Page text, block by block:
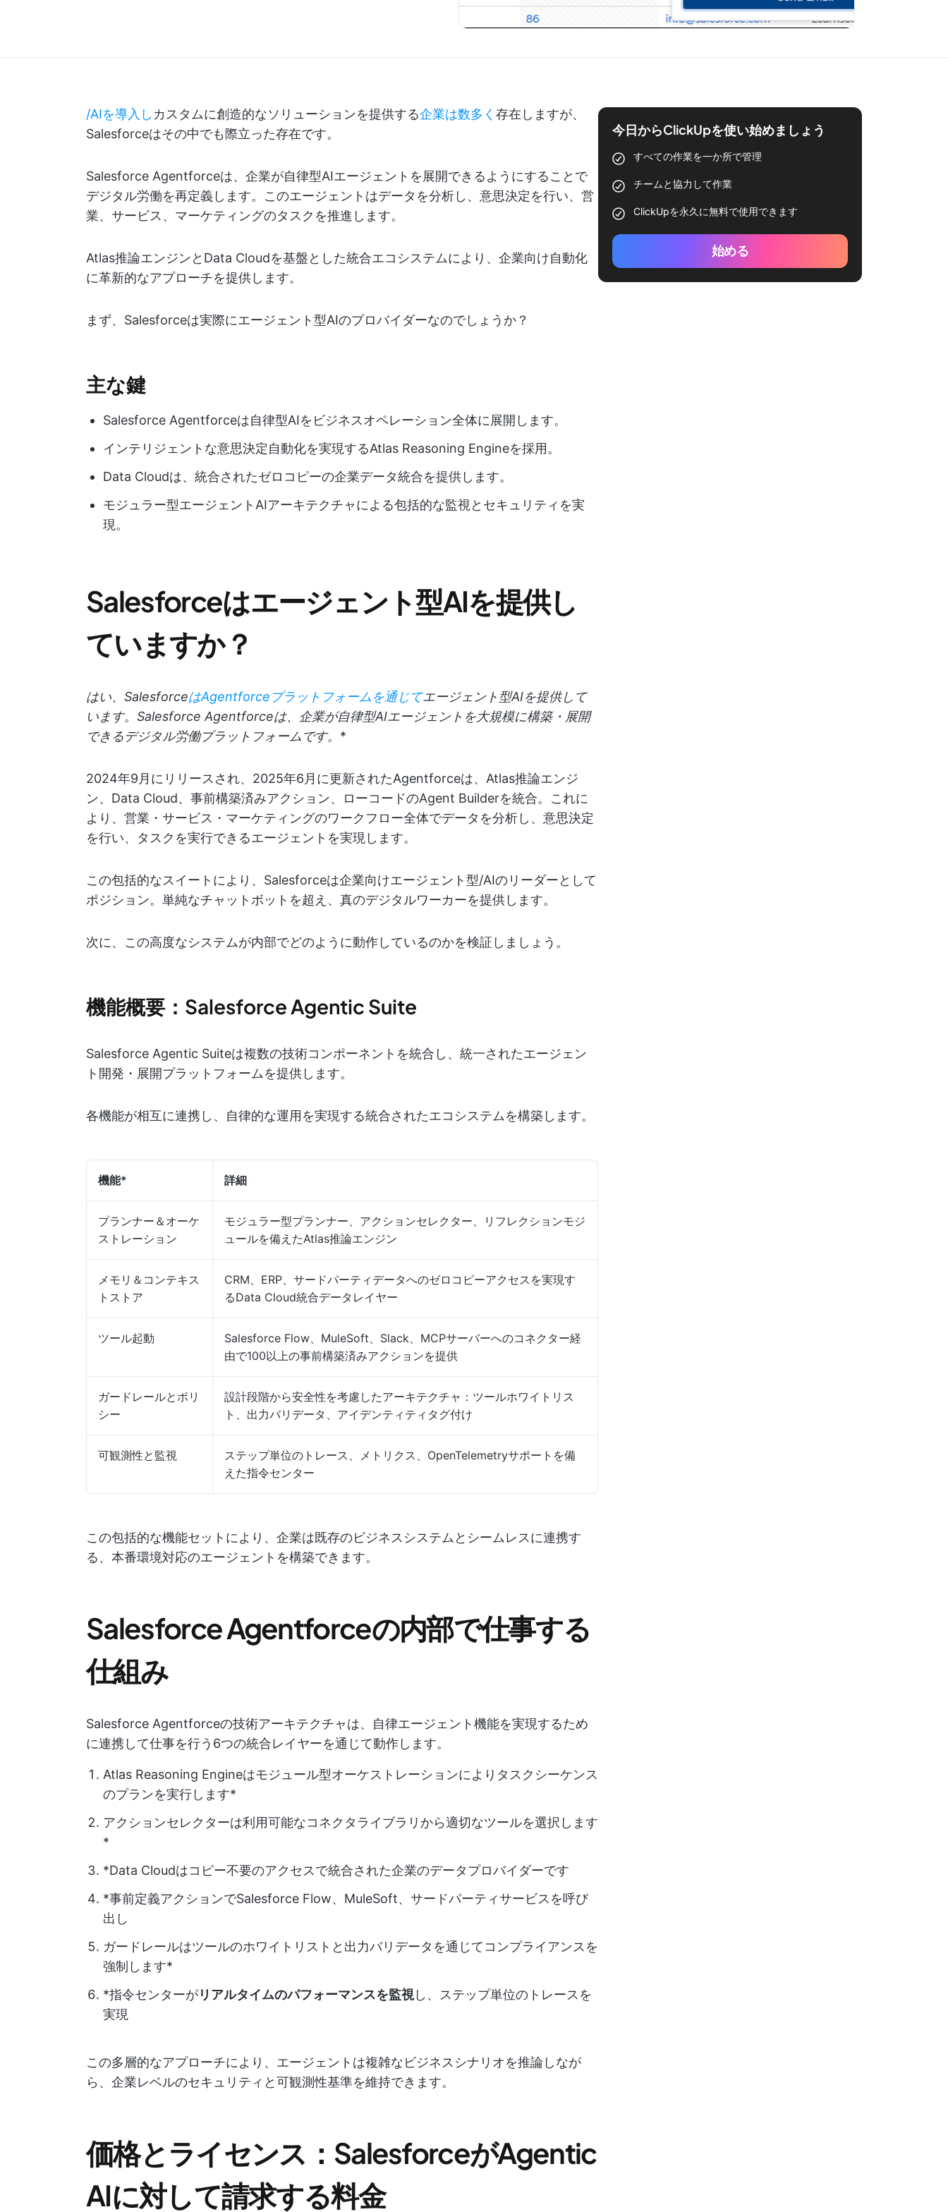
/AIを導入し カスタムに創造的なソリューションを提供する企業は数多く 存在しますが、
Salesforceはその中でも際立った存在です。
Salesforce Agentforceは、企業が自律型AIエージェントを展開できるようにすることで
デジタル労働を再定義します。このエージェントはデータを分析し、意思決定を行い、営
業、サービス、マーケティングのタスクを推進します。
Atlas推論エンジンとData Cloudを基盤とした統合エコシステムにより、企業向け自動化
に革新的なアプローチを提供します。
まず、Salesforceは実際にエージェント型AIのプロバイダーなのでしょうか？
主な鍵
Salesforce Agentforceは自律型AIをビジネスオペレーション全体に展開します。
インテリジェントな意思決定自動化を実現するAtlas Reasoning Engineを採用。
Data Cloudは、統合されたゼロコピーの企業データ統合を提供します。
モジュラー型エージェントAIアーキテクチャによる包括的な監視とセキュリティを実
現。
Salesforceはエージェント型AIを提供し
ていますか？
はい、SalesforceはAgentforceプラットフォームを通じてエージェント型AIを提供して
います。Salesforce Agentforceは、企業が自律型AIエージェントを大規模に構築・展開
できるデジタル労働プラットフォームです。 *
2024年9月にリリースされ、2025年6月に更新されたAgentforceは、Atlas推論エンジ
ン、Data Cloud、事前構築済みアクション、ローコードのAgent Builderを統合。これに
より、営業・サービス・マーケティングのワークフロー全体でデータを分析し、意思決定
を行い、タスクを実行できるエージェントを実現します。
この包括的なスイートにより、Salesforceは企業向けエージェント型/AIのリーダーとして
ポジション。単純なチャットボットを超え、真のデジタルワーカーを提供します。
次に、この高度なシステムが内部でどのように動作しているのかを検証しましょう。
機能概要：Salesforce Agentic Suite
Salesforce Agentic Suiteは複数の技術コンポーネントを統合し、統一されたエージェン
ト開発・展開プラットフォームを提供します。
各機能が相互に連携し、自律的な運用を実現する統合されたエコシステムを構築します。
機能* 詳細
プランナー＆オーケ
ストレーション
モジュラー型プランナー、アクションセレクター、リフレクションモジ
ュールを備えたAtlas推論エンジン
メモリ＆コンテキス
トストア
CRM、ERP、サードパーティデータへのゼロコピーアクセスを実現す
るData Cloud統合データレイヤー
ツール起動
Salesforce Flow、MuleSoft、Slack、MCPサーバーへのコネクター経
由で100以上の事前構築済みアクションを提供
ガードレールとポリ
シー
設計段階から安全性を考慮したアーキテクチャ：ツールホワイトリス
ト、出力バリデータ、アイデンティティタグ付け
可観測性と監視
ステップ単位のトレース、メトリクス、OpenTelemetryサポートを備
えた指令センター
この包括的な機能セットにより、企業は既存のビジネスシステムとシームレスに連携す
る、本番環境対応のエージェントを構築できます。
Salesforce Agentforceの内部で仕事する
仕組み
Salesforce Agentforceの技術アーキテクチャは、自律エージェント機能を実現するため
に連携して仕事を行う6つの統合レイヤーを通じて動作します。
Atlas Reasoning Engineはモジュール型オーケストレーションによりタスクシーケンス
のプランを実行します*
アクションセレクターは利用可能なコネクタライブラリから適切なツールを選択します
*
*Data Cloudはコピー不要のアクセスで統合された企業のデータプロバイダーです
*事前定義アクションでSalesforce Flow、MuleSoft、サードパーティサービスを呼び
出し
ガードレールはツールのホワイトリストと出力バリデータを通じてコンプライアンスを
強制します*
*指令センターがリアルタイムのパフォーマンスを監視し、ステップ単位のトレースを
実現
この多層的なアプローチにより、エージェントは複雑なビジネスシナリオを推論しなが
ら、企業レベルのセキュリティと可観測性基準を維持できます。
価格とライセンス：SalesforceがAgentic
AIに対して請求する料金
今日からClickUpを使い始めましょう
すべての作業を一か所で管理
チームと協力して作業
ClickUpを永久に無料で使用できます
始める